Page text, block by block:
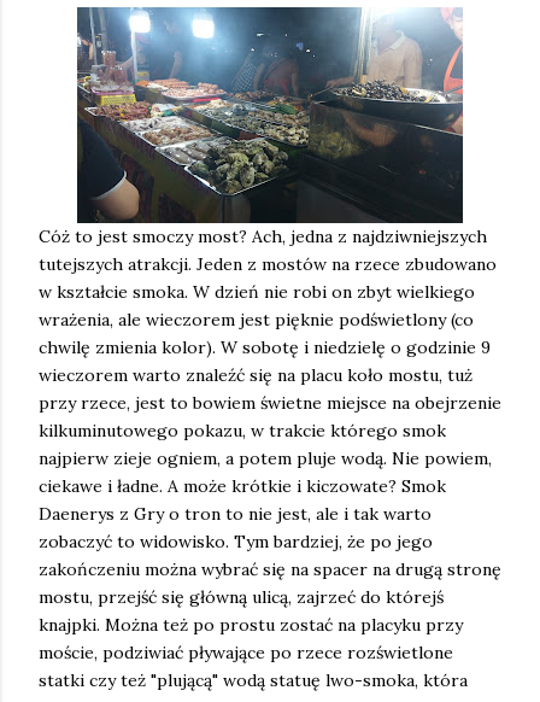
Cóż to jest smoczy most? Ach, jedna z najdziwniejszych
tutejszych atrakcji. Jeden z mostów na rzece zbudowano
w kształcie smoka. W dzień nie robi on zbyt wielkiego
wrażenia, ale wieczorem jest pięknie podświetlony (co
chwilę zmienia kolor). W sobotę i niedzielę o godzinie 9
wieczorem warto znaleźć się na placu koło mostu, tuż
przy rzece, jest to bowiem świetne miejsce na obejrzenie
kilkuminutowego pokazu, w trakcie którego smok
najpierw zieje ogniem, a potem pluje wodą. Nie powiem,
ciekawe i ładne. A może krótkie i kiczowate? Smok
Daenerys z Gry o tron to nie jest, ale i tak warto
zobaczyć to widowisko. Tym bardziej, że po jego
zakończeniu można wybrać się na spacer na drugą stronę
mostu, przejść się główną ulicą, zajrzeć do którejś
knajpki. Można też po prostu zostać na placyku przy
moście, podziwiać pływające po rzece rozświetlone
statki czy też "plującą" wodą statuę lwo-smoka, która